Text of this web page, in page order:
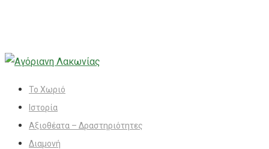
Το Χωριό
Ιστορία
Αξιοθέατα – Δραστηριότητες
Διαμονή